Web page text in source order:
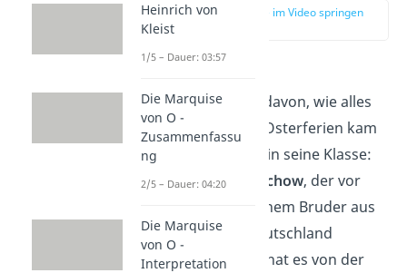
zur Stelle im Video springen
Nun erzählt Maik davon, wie alles
anfing: Nach den Osterferien kam
ein
in seine Klasse:
Andrej Tschichatschow, der vor
vier Jahren mit seinem Bruder aus
Russland nach Deutschland
gekommen ist. Er hat es von der
Heinrich von
Kleist
1/5 – Dauer: 03:57
Die Marquise
von O -
Zusammenfassu
ng
2/5 – Dauer: 04:20
Die Marquise
von O -
Interpretation